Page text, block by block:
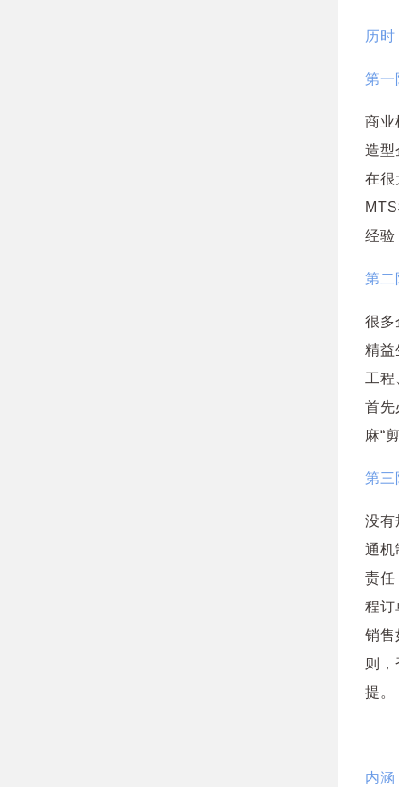
历时
第一
商
造型
在很
经验
第二
很多
精益
工程
首先
麻“
第三
没有
通机
责任
程订
销售
则
提。
内涵